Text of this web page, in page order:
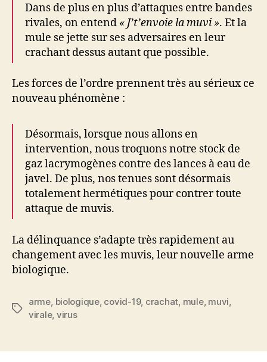
Dans de plus en plus d’attaques entre bandes
rivales, on entend « J’t’envoie la muvi ». Et la
mule se jette sur ses adversaires en leur
crachant dessus autant que possible.
Les forces de l’ordre prennent très au sérieux ce
nouveau phénomène :
Désormais, lorsque nous allons en
intervention, nous troquons notre stock de
gaz lacrymogènes contre des lances à eau de
javel. De plus, nos tenues sont désormais
totalement hermétiques pour contrer toute
attaque de muvis.
La délinquance s’adapte très rapidement au
changement avec les muvis, leur nouvelle arme
biologique.
Étiquettes
arme biologique, covid-19, crachat mule, muvi
virale, virus